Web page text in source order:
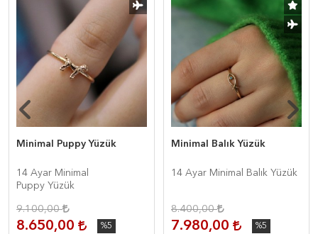
Minimal Puppy Yüzük
14 Ayar Minimal
Puppy Yüzük
9.100,00
8.650,00 %5
Minimal Balık Yüzük
14 Ayar Minimal Balık Yüzük
8.400,00
7.980,00 %5